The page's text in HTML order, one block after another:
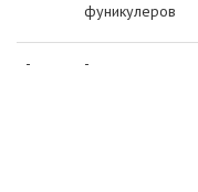
фуникулеров
- -